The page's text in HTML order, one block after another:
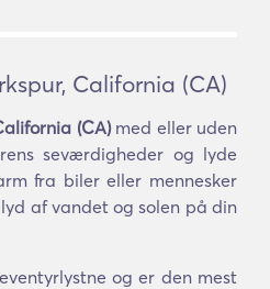
California (CA)
(CA)med eller uden
seværdigheder og lyde
fra biler eller mennesker
af vandet og solen på din
og er den mest